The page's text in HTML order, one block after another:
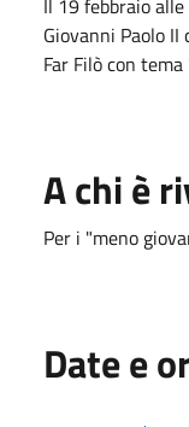
Giovanni Paolo
Far Filò con
A chi è
Per i "meno
Date e